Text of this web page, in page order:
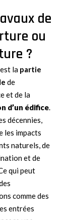
de
ou
?
la partie
de
et de la
d’un édifice.
décennies,
les impacts
naturels, de
et de
qui peut
comme des
entrées